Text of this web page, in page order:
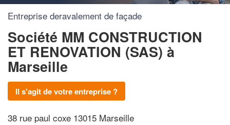
Entreprise deravalement de façade
Société MM CONSTRUCTION
ET RENOVATION (SAS) à
Marseille
Il s'agit de votre entreprise ?
38 rue paul coxe 13015 Marseille